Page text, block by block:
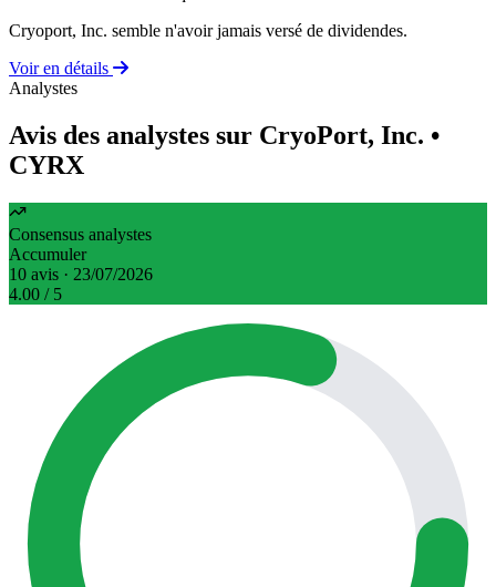
Cryoport, Inc. semble n'avoir jamais versé de dividendes.
Voir en détails
Analystes
Avis des analystes sur CryoPort, Inc. •
CYRX
Consensus analystes
Accumuler
10 avis · 23/07/2026
4.00 / 5